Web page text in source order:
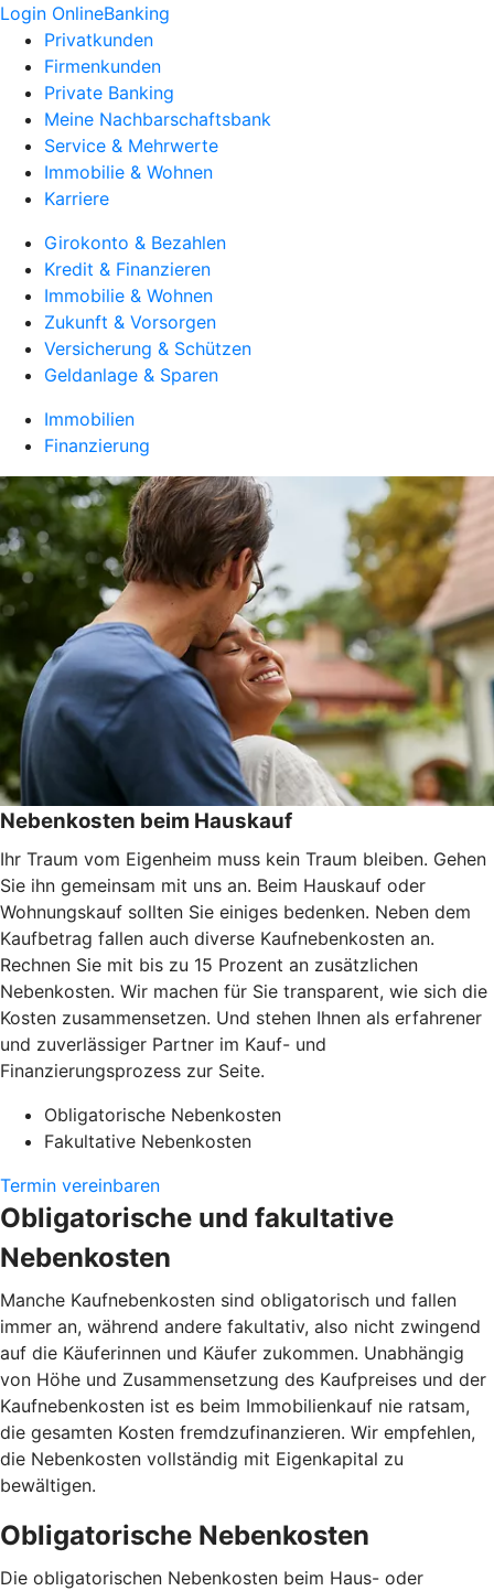
Login OnlineBanking
Privatkunden
Firmenkunden
Private Banking
Meine Nachbarschaftsbank
Service & Mehrwerte
Immobilie & Wohnen
Karriere
Girokonto & Bezahlen
Kredit & Finanzieren
Immobilie & Wohnen
Zukunft & Vorsorgen
Versicherung & Schützen
Geldanlage & Sparen
Immobilien
Finanzierung
Nebenkosten beim Hauskauf
Ihr Traum vom Eigenheim muss kein Traum bleiben. Gehen
Sie ihn gemeinsam mit uns an. Beim Hauskauf oder
Wohnungskauf sollten Sie einiges bedenken. Neben dem
Kaufbetrag fallen auch diverse Kaufnebenkosten an.
Rechnen Sie mit bis zu 15 Prozent an zusätzlichen
Nebenkosten. Wir machen für Sie transparent, wie sich die
Kosten zusammensetzen. Und stehen Ihnen als erfahrener
und zuverlässiger Partner im Kauf- und
Finanzierungsprozess zur Seite.
Obligatorische Nebenkosten
Fakultative Nebenkosten
Termin vereinbaren
Obligatorische und fakultative
Nebenkosten
Manche Kaufnebenkosten sind obligatorisch und fallen
immer an, während andere fakultativ, also nicht zwingend
auf die Käuferinnen und Käufer zukommen. Unabhängig
von Höhe und Zusammensetzung des Kaufpreises und der
Kaufnebenkosten ist es beim Immobilienkauf nie ratsam,
die gesamten Kosten fremdzufinanzieren. Wir empfehlen,
die Nebenkosten vollständig mit Eigenkapital zu
bewältigen.
Obligatorische Nebenkosten
Die obligatorischen Nebenkosten beim Haus- oder